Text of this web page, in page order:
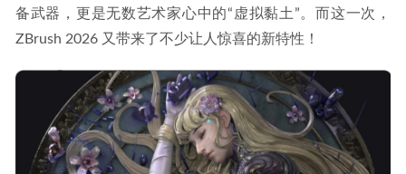
备武器，更是无数艺术家心中的“虚拟黏土”。而这一次，
ZBrush 2026 又带来了不少让人惊喜的新特性！
数字音频工作站-REAPER v7.62 中文便携版 2026-03-01
ZebraDesigner for Developers v3.3.0.97 中文破解版-标签和条
Stellar Photo Recovery v12.5.0.0 中文专业版破解版
Adobe Camera Raw v17.4中文版-优秀RAW处理工具
2025-
06-23